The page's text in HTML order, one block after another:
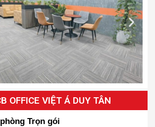
OFFICE VIỆT Á DUY TÂN
Trọn gói